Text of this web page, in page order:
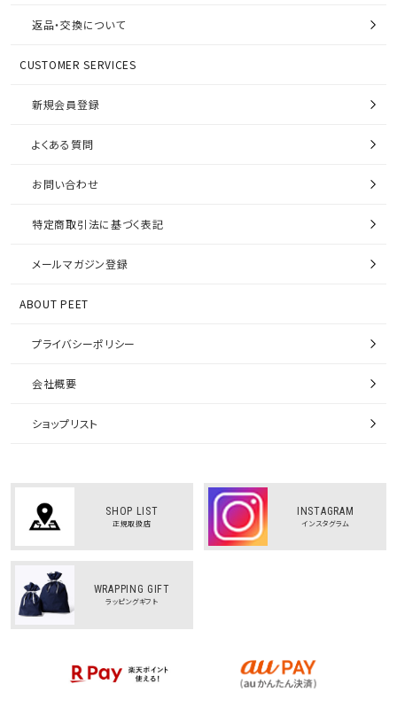
返品・交換について
CUSTOMER SERVICES
新規会員登録
よくある質問
お問い合わせ
特定商取引法に基づく表記
メールマガジン登録
ABOUT PEET
プライバシーポリシー
会社概要
ショップリスト
SHOP LIST
正規取扱店
INSTAGRAM
インスタグラム
WRAPPING GIFT
ラッピングギフト